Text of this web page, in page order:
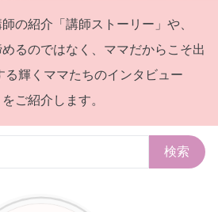
の紹介「講師ストーリー」や、
るのではなく、ママだからこそ出
る輝くママたちのインタビュー
ご紹介します。
検索